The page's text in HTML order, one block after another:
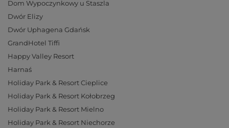
Dom Wypoczynkowy u Staszla
Dwór Elizy
Dwór Uphagena Gdańsk
GrandHotel Tiffi
Happy Valley Resort
Harnaś
Holiday Park & Resort Cieplice
Holiday Park & Resort Kołobrzeg
Holiday Park & Resort Mielno
Holiday Park & Resort Niechorze